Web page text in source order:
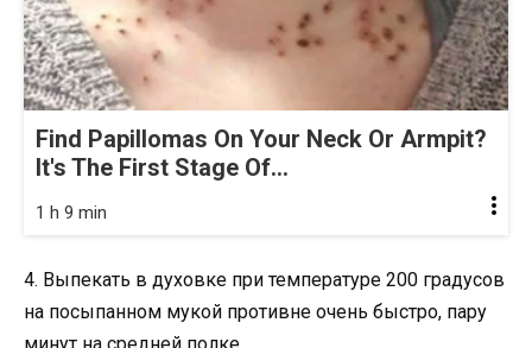
Find Papillomas On Your Neck Or Armpit?
It's The First Stage Of...
1 h 9 min
4. Выпекать в духовке при температуре 200 градусов
на посыпанном мукой противне очень быстро, пару